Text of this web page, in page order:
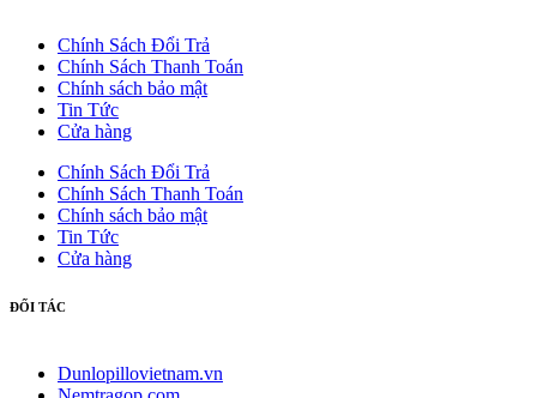
Chính Sách Đổi Trả
Chính Sách Thanh Toán
Chính sách bảo mật
Tin Tức
Cửa hàng
Chính Sách Đổi Trả
Chính Sách Thanh Toán
Chính sách bảo mật
Tin Tức
Cửa hàng
ĐỐI TÁC
Dunlopillovietnam.vn